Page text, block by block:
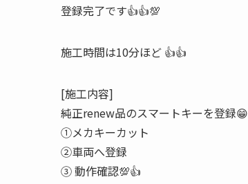
登録完了です👍👍💯
施工時間は10分ほど 👍👍
[施工内容]
純正renew品のスマートキーを登録😁
①メカキーカット
②車両へ登録
③ 動作確認💯👍